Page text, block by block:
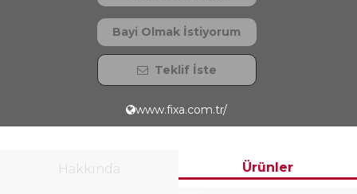
Bayi Olmak İstiyorum
Teklif İste
www.fixa.com.tr/
Hakkında Ürünler